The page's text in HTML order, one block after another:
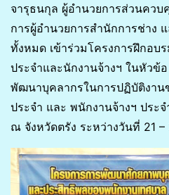
จารุธนกุล ผู้อำนวยการส่วนควบ
การผู้อำนวยการสำนักการช่าง
ทั้งหมด เข้าร่วมโครงการฝึกอบ
ประจำและนักงานจ้างฯ ในหัวข้
พัฒนาบุคลากรในการปฏิบัติงาน
ประจำ และ พนักงานจ้างฯ ประ
ณ จังหวัดตรัง ระหว่างวันที่ 21